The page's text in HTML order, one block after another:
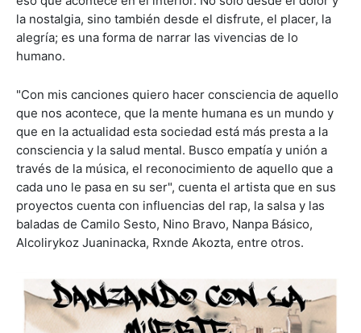
la nostalgia, sino también desde el disfrute, el placer, la
alegría; es una forma de narrar las vivencias de lo
humano.
"Con mis canciones quiero hacer consciencia de aquello
que nos acontece, que la mente humana es un mundo y
que en la actualidad esta sociedad está más presta a la
consciencia y la salud mental. Busco empatía y unión a
través de la música, el reconocimiento de aquello que a
cada uno le pasa en su ser", cuenta el artista que en sus
proyectos cuenta con influencias del rap, la salsa y las
baladas de Camilo Sesto, Nino Bravo, Nanpa Básico,
Alcolirykoz Juaninacka, Rxnde Akozta, entre otros.